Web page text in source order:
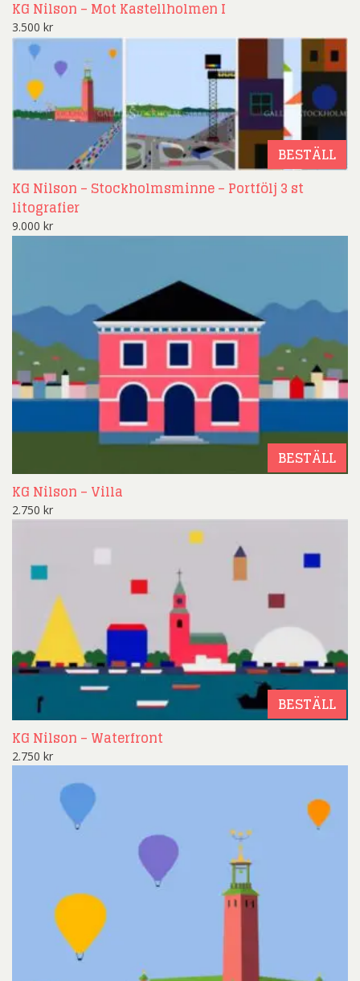
KG Nilson – Mot Kastellholmen I
3.500 kr
BESTÄLL
KG Nilson – Stockholmsminne – Portfölj 3 st
litografier
9.000 kr
BESTÄLL
KG Nilson – Villa
2.750 kr
BESTÄLL
KG Nilson – Waterfront
2.750 kr